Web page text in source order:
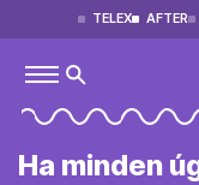
TELEX AFTER
Ha minden